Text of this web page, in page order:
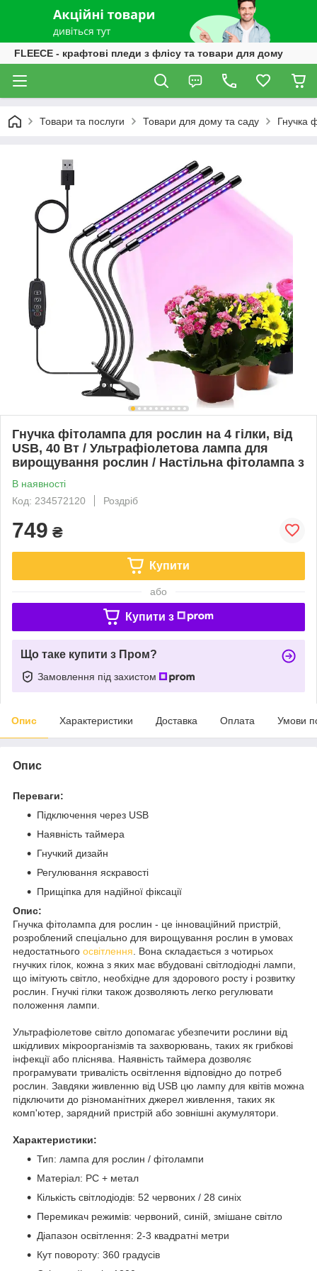
FLEECE - крафтові пледи з флісу та товари для дому
Товари та послуги Товари для дому та саду Гнучка
Гнучка фітолампа для рослин на 4 гілки, від
USB, 40 Вт / Ультрафіолетова лампа для
вирощування рослин / Настільна фітолампа з
В наявності
Код: 234572120
Роздріб
749 ₴
Купити
або
Купити з
Що таке купити з Пром?
Замовлення під захистом
Опис Характеристики Доставка Оплата Умови
Опис
Переваги:
Підключення через USB
Наявність таймера
Гнучкий дизайн
Регулювання яскравості
Прищіпка для надійної фіксації
Опис:
Гнучка фітолампа для рослин - це інноваційний пристрій,
розроблений спеціально для вирощування рослин в умовах
недостатнього освітлення . Вона складається з чотирьох
гнучких гілок, кожна з яких має вбудовані світлодіодні лампи,
що імітують світло, необхідне для здорового росту і розвитку
рослин. Гнучкі гілки також дозволяють легко регулювати
положення лампи.
Ультрафіолетове світло допомагає убезпечити рослини від
шкідливих мікроорганізмів та захворювань, таких як грибкові
інфекції або пліснява. Наявність таймера дозволяє
програмувати тривалість освітлення відповідно до потреб
рослин. Завдяки живленню від USB цю лампу для квітів можна
підключити до різноманітних джерел живлення, таких як
комп'ютер, зарядний пристрій або зовнішні акумулятори.
Характеристики:
Тип: лампа для рослин / фітолампи
Матеріал: PC + метал
Кількість світлодіодів: 52 червоних / 28 синіх
Перемикач режимів: червоний, синій, змішане світло
Діапазон освітлення: 2-3 квадратні метри
Кут повороту: 360 градусів